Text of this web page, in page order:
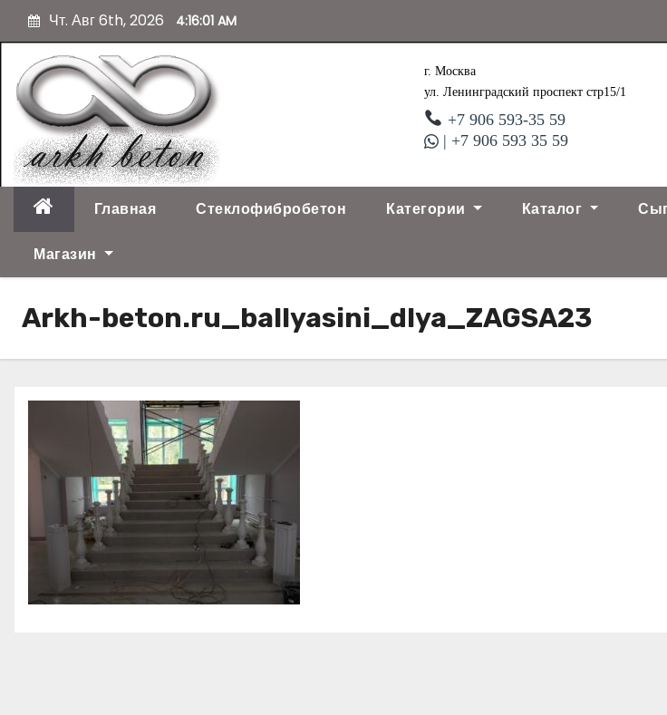
с
о
Чт. Авг 6th, 2026 4:16:02 AM
г. Москва
ул. Ленинградский проспект стр15/1
+7 906 593-35 59
| +7 906 593 35 59
Главная Стеклофибробетон Категории Каталог
Магазин
Arkh-beton.ru_ballyasini_dlya_ZAGSA23